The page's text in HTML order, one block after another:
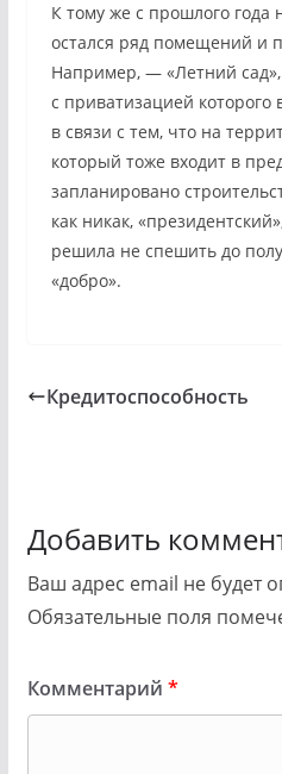
К тому же с прошлого
остался ряд помещений и
Например, — «Летний
с приватизацией
в связи с тем, что на
который тоже входит в
запланировано
как никак,
решила не спешить до
«добро».
Кредитоспособность
Добавить
Ваш адрес email не будет
Обязательные поля
Комментарий *